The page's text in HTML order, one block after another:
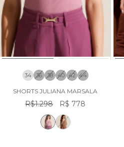
34 36 38 40 42 44
SHORTS JULIANA MARSALA
R$1.298 R$ 778